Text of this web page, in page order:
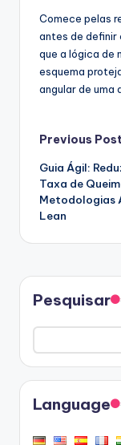
Comece pelas
antes de definir
que a lógica de
esquema
angular de uma
Post
Previous Post
Guia Ágil:
Taxa de
Metodologias
Lean
Pesquisar
Language